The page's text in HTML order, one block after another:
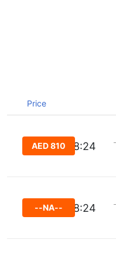
Price
08:24
AED 810
08:24
--NA--